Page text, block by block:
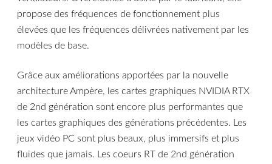
propose des fréquences de fonctionnement plus
élevées que les fréquences délivrées nativement par les
modèles de base.
Grâce aux améliorations apportées par la nouvelle
architecture Ampère, les cartes graphiques NVIDIA RTX
de 2nd génération sont encore plus performantes que
les cartes graphiques des générations précédentes. Les
jeux vidéo PC sont plus beaux, plus immersifs et plus
fluides que jamais. Les coeurs RT de 2nd génération